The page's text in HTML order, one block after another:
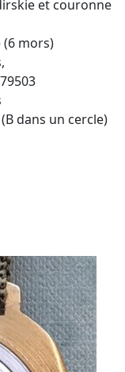
et couronne
mors)
dans un cercle)